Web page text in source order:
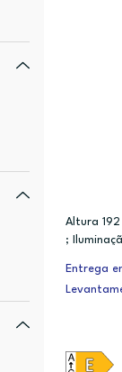
Altura 192
;
érias ;
Entrega